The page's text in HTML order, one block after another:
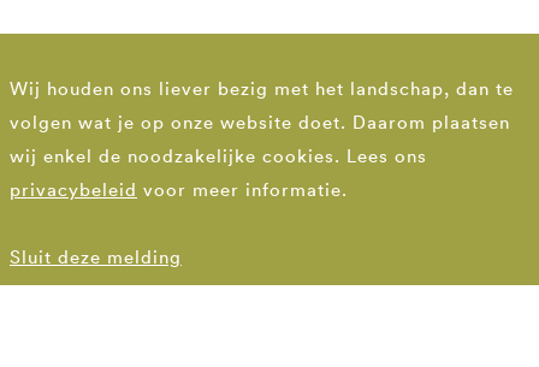
Wij houden ons liever bezig met het landschap, dan te
volgen wat je op onze website doet. Daarom plaatsen
wij enkel de noodzakelijke cookies. Lees ons
privacybeleid voor meer informatie.
Sluit deze melding